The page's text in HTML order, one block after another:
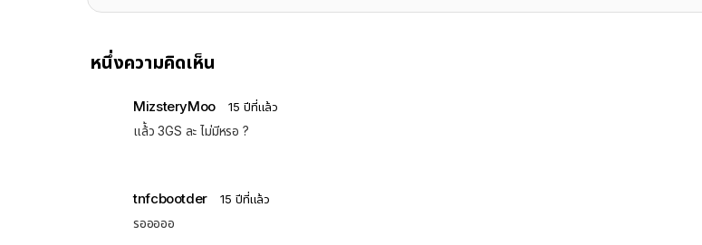
หนึ่งความคิดเห็น
MizsteryMoo 15 ปีที่แล้ว
แล้้ว 3GS ละ ไม่มีหรอ ?
tnfcbootder 15 ปีที่แล้ว
รอออออ